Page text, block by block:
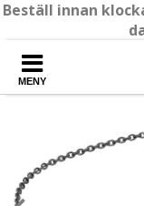
Beställ innan
MENY